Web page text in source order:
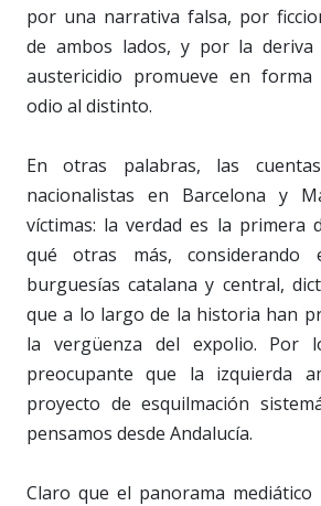
por una narrativa falsa, por
de ambos lados, y por la
austericidio promueve en
odio al distinto.
En otras palabras, las
nacionalistas en Barcelona y
víctimas: la verdad es la primera
qué otras más,
burguesías catalana y central,
que a lo largo de la historia han
la vergüenza del expolio. Por
preocupante que la izquierda
proyecto de esquilmación
pensamos desde Andalucía.
Claro que el panorama